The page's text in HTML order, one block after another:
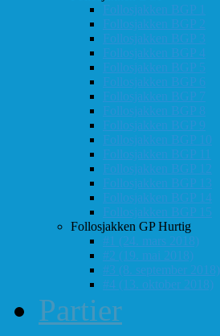
Follosjakken BGP 1
Follosjakken BGP 2
Follosjakken BGP 3
Follosjakken BGP 4
Follosjakken BGP 5
Follosjakken BGP 6
Follosjakken BGP 7
Follosjakken BGP 8
Follosjakken BGP 9
Follosjakken BGP 10
Follosjakken BGP 11
Follosjakken BGP 12
Follosjakken BGP 13
Follosjakken BGP 14
Follosjakken BGP 15
Follosjakken GP Hurtig
#1 (24. mars 2018)
#2 (19. mai 2018)
#3 (8. september 2018)
#4 (13. oktober 2018)
Partier